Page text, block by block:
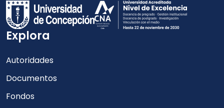
Explora
Autoridades
Documentos
Fondos